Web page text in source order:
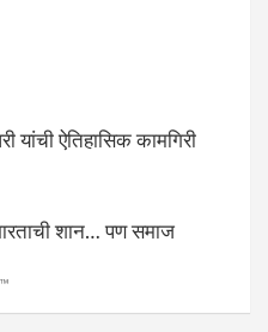
यांची ऐतिहासिक कामगिरी
शान… पण समाज